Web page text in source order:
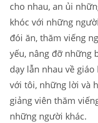
cho nhau, an ủi
khóc với những
đói ăn, thăm viếng
yếu, nâng đỡ những
dạy lẫn nhau về
với tôi, những lời và
giảng viên thăm
những người khác.